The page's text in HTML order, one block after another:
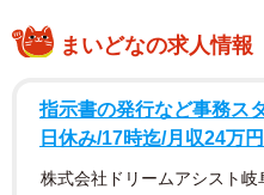
観覧車の鉄骨トラス構造（
遠くなります。さらに少し
で、平面の紙だと分かって
脳が処理できません。
まいどなの求人情報
指示書の発行など事務ス
日休み/17時迄/月収24万
株式会社ドリームアシスト岐